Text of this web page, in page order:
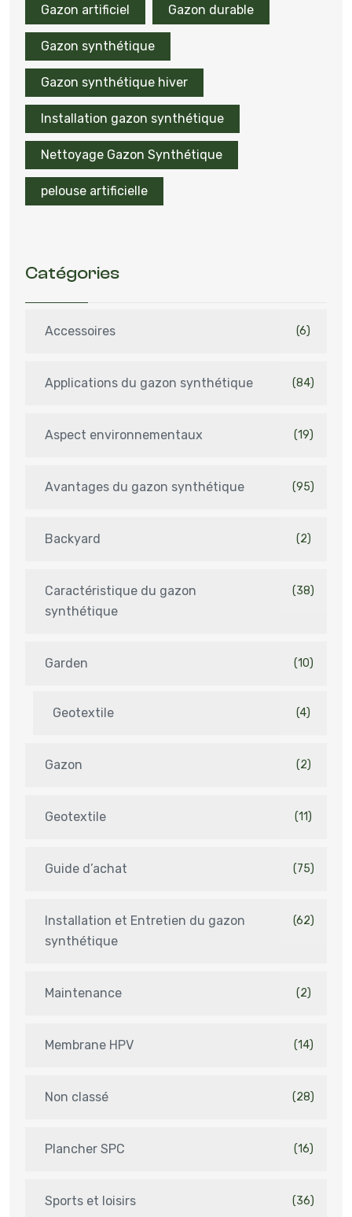
Gazon artificiel Gazon durable
Gazon synthétique
Gazon synthétique hiver
Installation gazon synthétique
Nettoyage Gazon Synthétique
pelouse artificielle
Catégories
Accessoires (6)
Applications du gazon synthétique (84)
Aspect environnementaux (19)
Avantages du gazon synthétique (95)
Backyard (2)
Caractéristique du gazon
synthétique
(38)
Garden (10)
Geotextile (4)
Gazon (2)
Geotextile (11)
Guide d’achat (75)
Installation et Entretien du gazon
synthétique
(62)
Maintenance (2)
Membrane HPV (14)
Non classé (28)
Plancher SPC (16)
Sports et loisirs (36)